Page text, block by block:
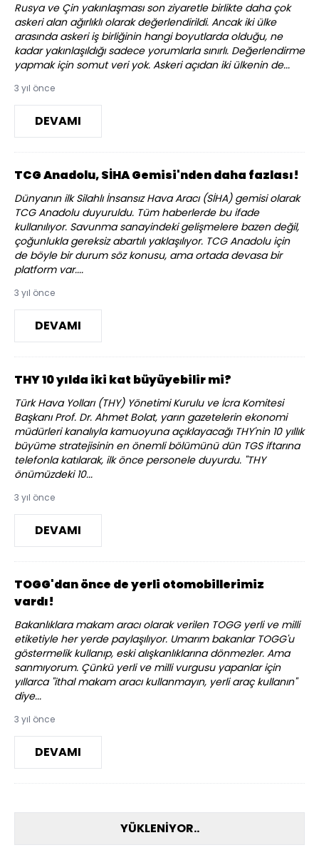
Rusya ve Çin yakınlaşması son ziyaretle birlikte daha çok
askeri alan ağırlıklı olarak değerlendirildi. Ancak iki ülke
arasında askeri iş birliğinin hangi boyutlarda olduğu, ne
kadar yakınlaşıldığı sadece yorumlarla sınırlı. Değerlendirme
yapmak için somut veri yok. Askeri açıdan iki ülkenin de...
3 yıl önce
DEVAMI
TCG Anadolu, SİHA Gemisi'nden daha fazlası!
Dünyanın ilk Silahlı İnsansız Hava Aracı (SİHA) gemisi olarak
TCG Anadolu duyuruldu. Tüm haberlerde bu ifade
kullanılıyor. Savunma sanayindeki gelişmelere bazen değil,
çoğunlukla gereksiz abartılı yaklaşılıyor. TCG Anadolu için
de böyle bir durum söz konusu, ama ortada devasa bir
platform var....
3 yıl önce
DEVAMI
THY 10 yılda iki kat büyüyebilir mi?
Türk Hava Yolları (THY) Yönetimi Kurulu ve İcra Komitesi
Başkanı Prof. Dr. Ahmet Bolat, yarın gazetelerin ekonomi
müdürleri kanalıyla kamuoyuna açıklayacağı THY'nin 10 yıllık
büyüme stratejisinin en önemli bölümünü dün TGS iftarına
telefonla katılarak, ilk önce personele duyurdu. "THY
önümüzdeki 10...
3 yıl önce
DEVAMI
TOGG'dan önce de yerli otomobillerimiz
vardı!
Bakanlıklara makam aracı olarak verilen TOGG yerli ve milli
etiketiyle her yerde paylaşılıyor. Umarım bakanlar TOGG'u
göstermelik kullanıp, eski alışkanlıklarına dönmezler. Ama
sanmıyorum. Çünkü yerli ve milli vurgusu yapanlar için
yıllarca "ithal makam aracı kullanmayın, yerli araç kullanın"
diye...
3 yıl önce
DEVAMI
YÜKLENİYOR..